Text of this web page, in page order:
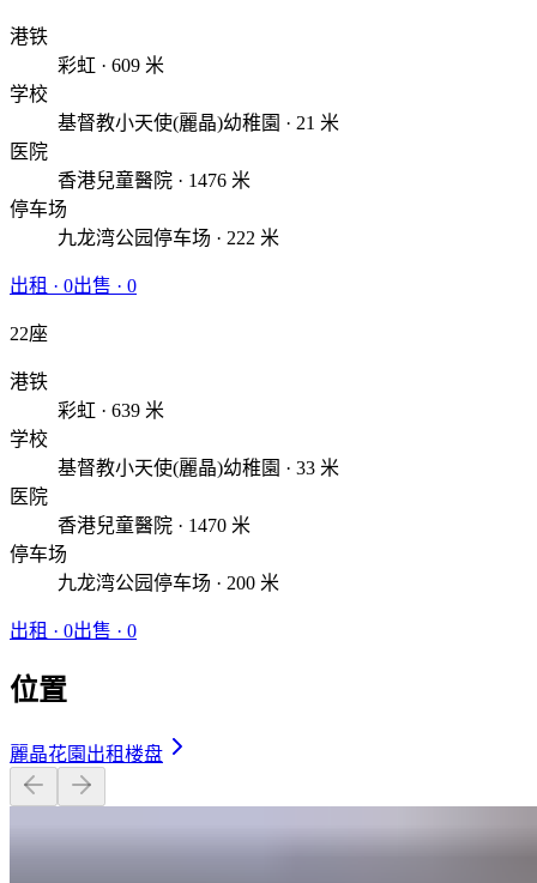
港铁
彩虹 · 609 米
学校
基督教小天使(麗晶)幼稚園 · 21 米
医院
香港兒童醫院 · 1476 米
停车场
九龙湾公园停车场 · 222 米
出租 · 0出售 · 0
22座
港铁
彩虹 · 639 米
学校
基督教小天使(麗晶)幼稚園 · 33 米
医院
香港兒童醫院 · 1470 米
停车场
九龙湾公园停车场 · 200 米
出租 · 0出售 · 0
位置
麗晶花園出租楼盘